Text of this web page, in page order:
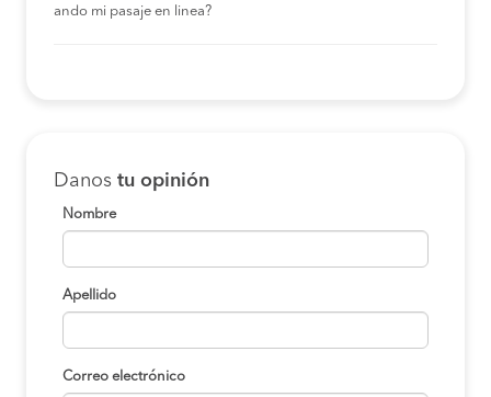
ando mi pasaje en linea?
Danos tu opinión
Nombre
Apellido
Correo electrónico